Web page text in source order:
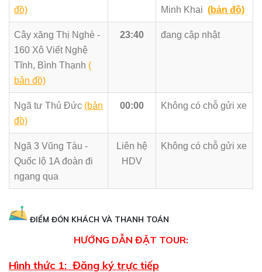
đồ)
Minh Khai (bản đồ)
Cây xăng Thị Nghè -
160 Xô Viết Nghệ
Tĩnh, Bình Thạnh (
bản đồ)
23:40 đang cập nhật
Ngã tư Thủ Đức (bản
đồ)
00:00 Không có chỗ gửi xe
Ngã 3 Vũng Tàu -
Quốc lộ 1A đoàn đi
ngang qua
Liên hệ
HDV
Không có chỗ gửi xe
ĐIỂM ĐÓN KHÁCH VÀ THANH TOÁN
HƯỚNG DẪN ĐẶT TOUR:
Hình thức 1: Đăng ký trực tiếp